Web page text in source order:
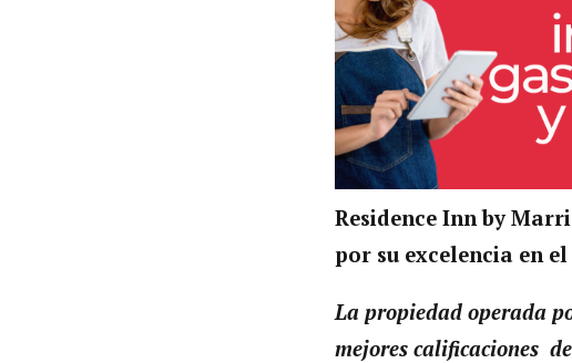
Residence Inn by
por su excelencia en
La propiedad operada
mejores calificaciones